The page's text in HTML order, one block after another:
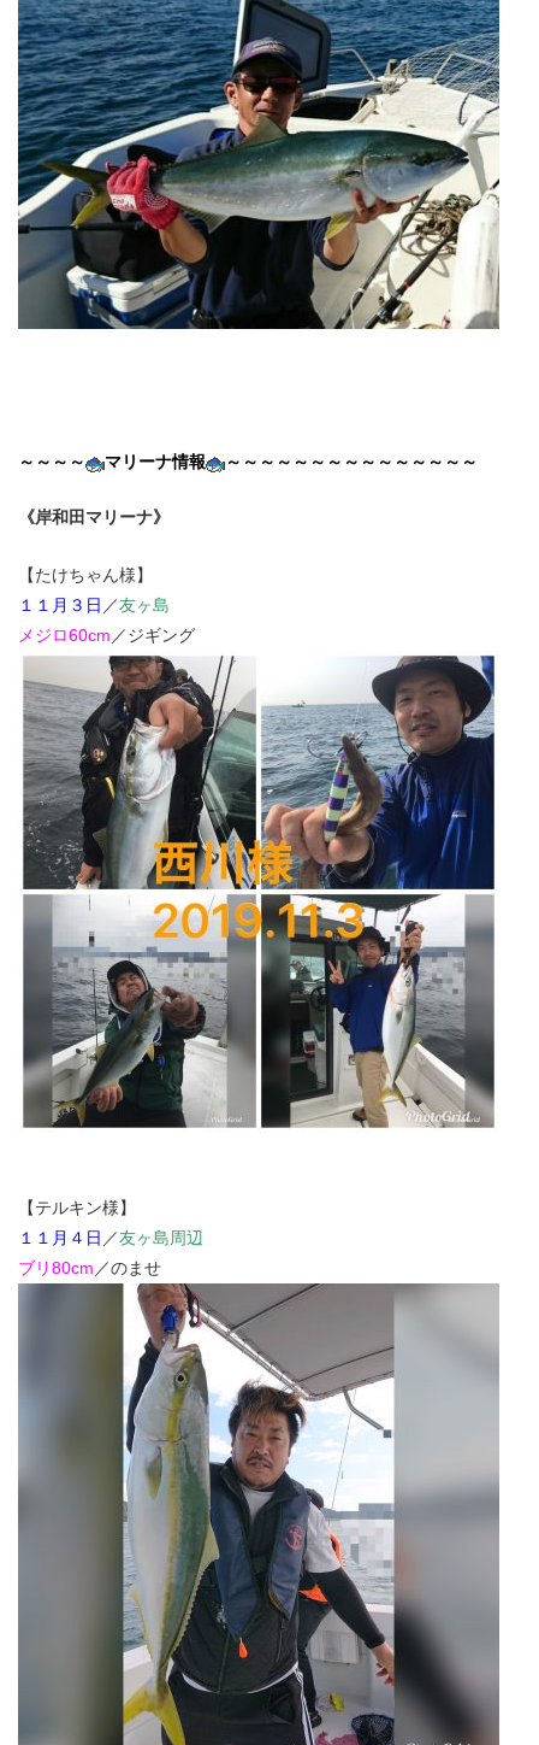
～～～～ マリーナ情報 ～～～～～～～～～～～～～～～
《岸和田マリーナ》
【たけちゃん様】
１１月３日 ／友ヶ島
メジロ60cm ／ジギング
【テルキン様】
１１月４日 ／友ヶ島周辺
ブリ80cm ／のませ